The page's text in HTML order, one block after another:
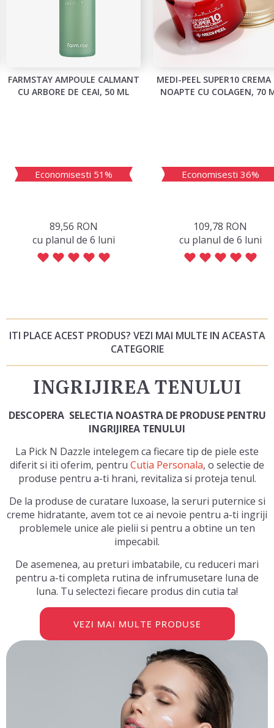
FARMSTAY AMPOULE CALMANT
CU ARBORE DE CEAI, 50 ML
Economisesti 51%
89,56 RON
сu planul de 6 luni
MEDI-PEEL SUPER10 CREMA
NOAPTE CU COLAGEN, 70
Economisesti 36%
109,78 RON
сu planul de 6 luni
ITI PLACE ACEST PRODUS? VEZI MAI MULTE IN ACEASTA
CATEGORIE
INGRIJIREA TENULUI
DESCOPERA SELECTIA NOASTRA DE PRODUSE PENTRU
INGRIJIREA TENULUI
La Pick N Dazzle intelegem ca fiecare tip de piele este
diferit si iti oferim, pentru Cutia Personala, o selectie de
produse pentru a-ti hrani, revitaliza si proteja tenul.
De la produse de curatare luxoase, la seruri puternice si
creme hidratante, avem tot ce ai nevoie pentru a-ti ingriji
problemele unice ale pielii si pentru a obtine un ten
impecabil.
De asemenea, au preturi imbatabile, cu reduceri mari
pentru a-ti completa rutina de infrumusetare luna de
luna. Tu selectezi fiecare produs din cutia ta!
VEZI MAI MULTE PRODUSE